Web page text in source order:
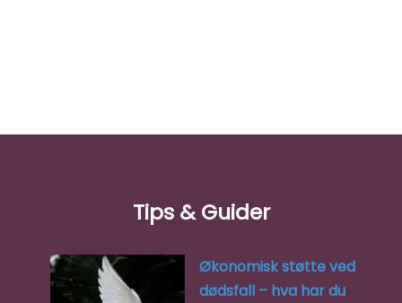
Tips & Guider
Økonomisk støtte ved
dødsfall – hva har du